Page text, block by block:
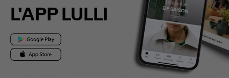
L'APP LULLI